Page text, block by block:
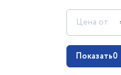
Показать0